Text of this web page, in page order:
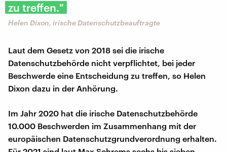
zu treffen."
Helen Dixon, irische Datenschutzbeauftragte
Laut dem Gesetz von 2018 sei die irische
Datenschutzbehörde nicht verpflichtet, bei jeder
Beschwerde eine Entscheidung zu treffen, so Helen
Dixon dazu in der Anhörung.
Im Jahr 2020 hat die irische Datenschutzbehörde
10.000 Beschwerden im Zusammenhang mit der
europäischen Datenschutzgrundverordnung erhalten.